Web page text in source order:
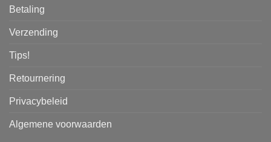
Betaling
Verzending
Tips!
Retournering
Privacybeleid
Algemene voorwaarden